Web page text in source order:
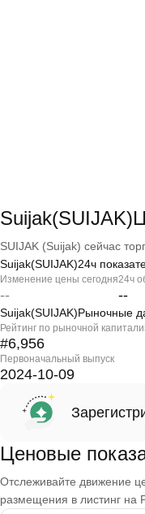
SUIJAK (Suijak) сейчас
Suijak(SUIJAK)24ч
Изменение цены сегодня
--
24ч
--
Suijak(SUIJAK)Рыночные
Рейтинг по рыночной
#6,956
Первоначальный выпуск
2024-10-09
Ценовые
Отслеживайте движение
размещения в листинг на